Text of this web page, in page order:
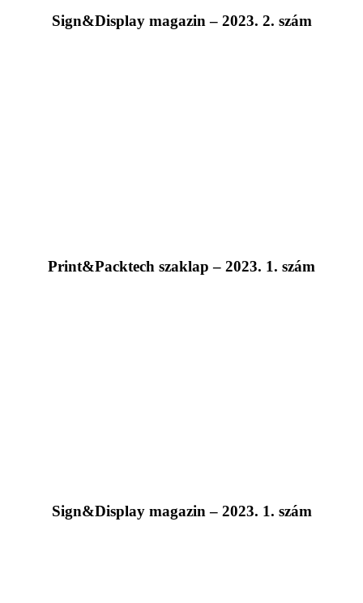
Sign&Display magazin – 2023. 2. szám
Print&Packtech szaklap – 2023. 1. szám
Sign&Display magazin – 2023. 1. szám